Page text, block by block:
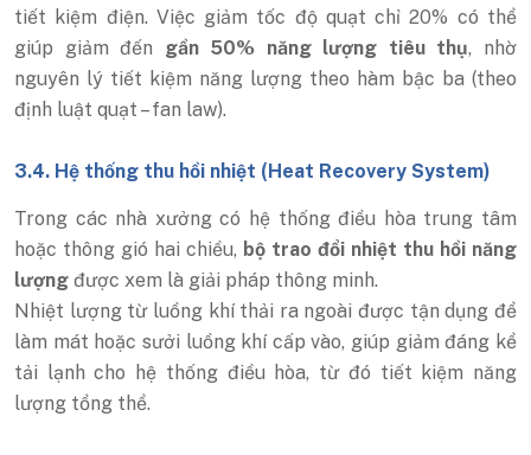
tiết kiệm điện. Việc giảm tốc độ quạt chỉ 20% có thể
giúp giảm đến gần 50% năng lượng tiêu thụ, nhờ
nguyên lý tiết kiệm năng lượng theo hàm bậc ba (theo
định luật quạt – fan law).
3.4. Hệ thống thu hồi nhiệt (Heat Recovery System)
Trong các nhà xưởng có hệ thống điều hòa trung tâm
hoặc thông gió hai chiều, bộ trao đổi nhiệt thu hồi năng
lượng được xem là giải pháp thông minh.
Nhiệt lượng từ luồng khí thải ra ngoài được tận dụng để
làm mát hoặc sưởi luồng khí cấp vào, giúp giảm đáng kể
tải lạnh cho hệ thống điều hòa, từ đó tiết kiệm năng
lượng tổng thể.